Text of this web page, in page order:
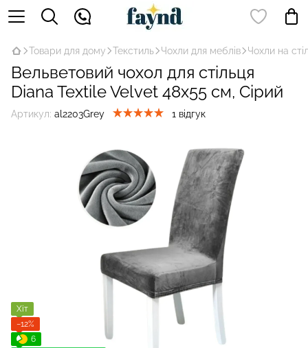
Товари для дому Текстиль Чохли для меблів Чохли на
Вельветовий чохол для стільця
Diana Textile Velvet 48x55 см, Сірий
Артикул: al2203Grey 1 відгук
Хіт
−12%
6